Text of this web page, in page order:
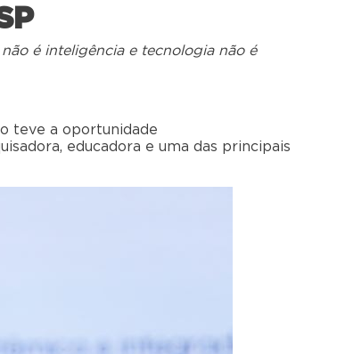
é inteligência e tecnologia não é
teve a oportunidade
educadora e uma das principais